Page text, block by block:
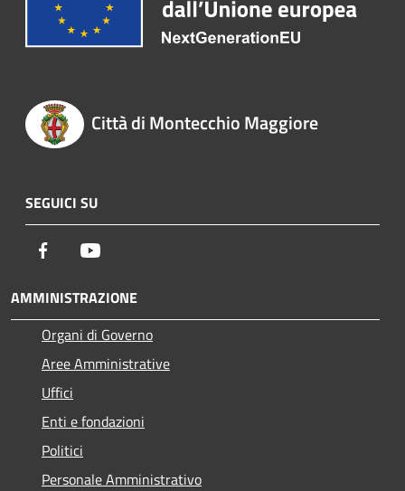
Città di Montecchio Maggiore
SEGUICI SU
Facebook
AMMINISTRAZIONE
Organi di Governo
Aree Amministrative
Uffici
Enti e fondazioni
Politici
Personale Amministrativo